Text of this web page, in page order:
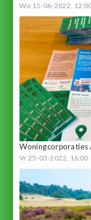
Wo 15-06-2022,
Woningcorporaties
Vr 25-03-2022, 16:00